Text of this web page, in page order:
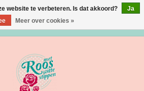
website te verbeteren. Is dat akkoord?
Ja
Meer over cookies »